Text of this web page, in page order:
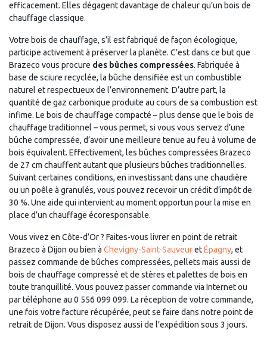
efficacement. Elles dégagent davantage de chaleur qu’un bois de
chauffage classique.
Votre bois de chauffage, s’il est fabriqué de façon écologique,
participe activement à préserver la planète. C’est dans ce but que
Brazeco vous procure des bûches compressées. Fabriquée à
base de sciure recyclée, la bûche densifiée est un combustible
naturel et respectueux de l’environnement. D’autre part, la
quantité de gaz carbonique produite au cours de sa combustion est
infime. Le bois de chauffage compacté – plus dense que le bois de
chauffage traditionnel – vous permet, si vous vous servez d’une
bûche compressée, d’avoir une meilleure tenue au feu à volume de
bois équivalent. Effectivement, les bûches compressées Brazeco
de 27 cm chauffent autant que plusieurs bûches traditionnelles.
Suivant certaines conditions, en investissant dans une chaudière
ou un poêle à granulés, vous pouvez recevoir un crédit d’impôt de
30 %. Une aide qui intervient au moment opportun pour la mise en
place d’un chauffage écoresponsable.
Vous vivez en Côte-d’Or ? Faites-vous livrer en point de retrait
Brazeco à Dijon ou bien à Chevigny-Saint-SauveuretÉpagny, et
passez commande de bûches compressées, pellets mais aussi de
bois de chauffage compressé et de stères et palettes de bois en
toute tranquillité. Vous pouvez passer commande via Internet ou
par téléphone au 0 556 099 099. La réception de votre commande,
une fois votre facture récupérée, peut se faire dans notre point de
retrait de Dijon. Vous disposez aussi de l’expédition sous 3 jours.